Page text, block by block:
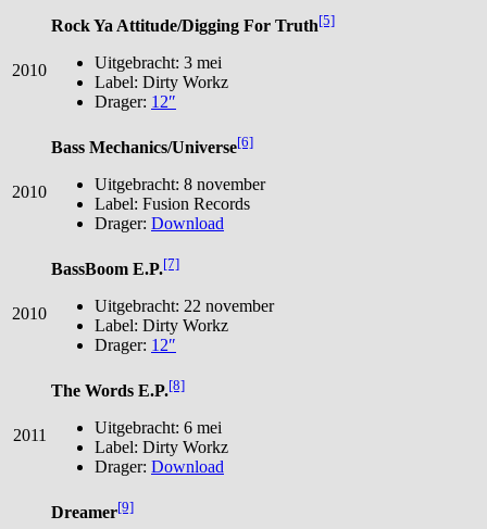
2010
Rock Ya Attitude/Digging For Truth[5]
Uitgebracht: 3 mei
Label: Dirty Workz
Drager: 12″
2010
Bass Mechanics/Universe[6]
Uitgebracht: 8 november
Label: Fusion Records
Drager: Download
2010
BassBoom E.P.[7]
Uitgebracht: 22 november
Label: Dirty Workz
Drager: 12″
2011
The Words E.P.[8]
Uitgebracht: 6 mei
Label: Dirty Workz
Drager: Download
Dreamer[9]